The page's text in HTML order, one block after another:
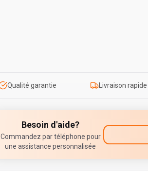
Qualité garantie Livraison rapide
Besoin d'aide?
Commandez par téléphone pour
une assistance personnalisée